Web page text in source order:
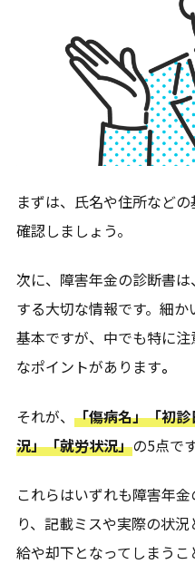
まずは、氏名や住所など
確認しましょう。
次に、障害年金の診断書
する大切な情報です。細
基本ですが、中でも特に
なポイントがあります。
それが、 「傷病名」「初
況」「就労状況」の5点です
これらはいずれも障害年
り、記載ミスや実際の状
給や却下となってしまうこ